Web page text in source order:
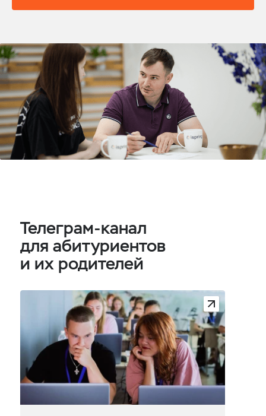
Телеграм-канал
для абитуриентов
и их родителей